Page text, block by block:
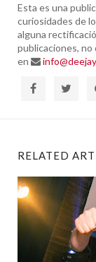
Esta es una
curiosidades de
alguna
publicaciones,
en
RELATED